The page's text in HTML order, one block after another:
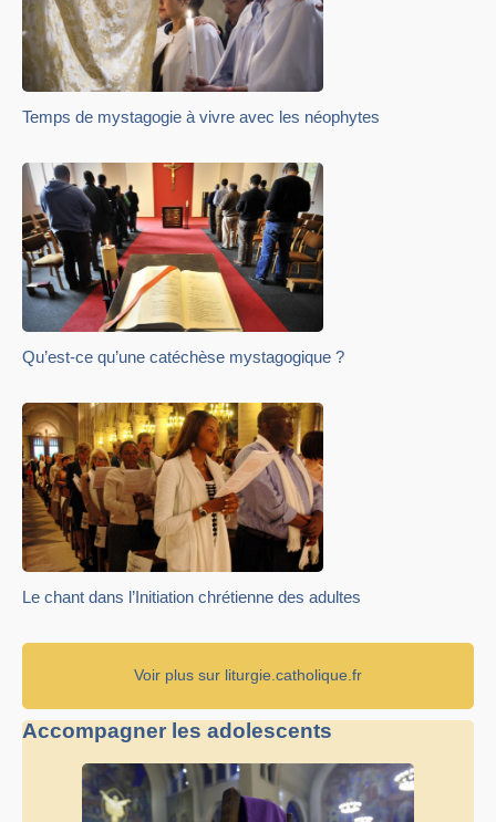
Temps de mystagogie à vivre avec les néophytes
Qu’est-ce qu’une catéchèse mystagogique ?
Le chant dans l’Initiation chrétienne des adultes
Voir plus sur liturgie.catholique.fr
Accompagner les adolescents